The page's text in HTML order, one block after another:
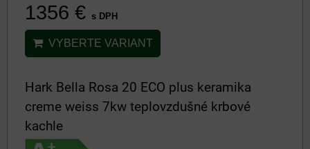
1356 € s DPH
VYBERTE VARIANT
Hark Bella Rosa 20 ECO plus keramika
creme weiss 7kw teplovzdušné krbové
kachle